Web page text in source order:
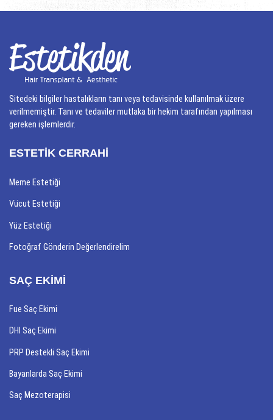
Sitedeki bilgiler hastalıkların tanı veya tedavisinde kullanılmak üzere
verilmemiştir. Tanı ve tedaviler mutlaka bir hekim tarafından yapılması
gereken işlemlerdir.
ESTETİK CERRAHİ
Meme Estetiği
Vücut Estetiği
Yüz Estetiği
Fotoğraf Gönderin Değerlendirelim
SAÇ EKİMİ
Fue Saç Ekimi
DHI Saç Ekimi
PRP Destekli Saç Ekimi
Bayanlarda Saç Ekimi
Saç Mezoterapisi